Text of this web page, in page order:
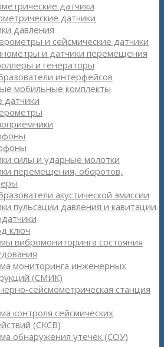
датчики
датчики
давления
и сейсмические датчики
и датчики перемещения
и генераторы
интерфейсов
мобильные комплекты
датчики
силы и ударные молотки
перемещения, оборотов,
акустической эмиссии
пульсации давления и кавитации
ключ
вибромониторинга состояния
мониторинга инженерных
(СМИК)
сейсмометрическая станция
контроля сейсмических
(СКСВ)
обнаружения утечек (СОУ)